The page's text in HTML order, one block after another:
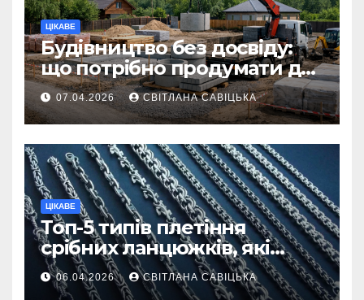
ЦІКАВЕ
Будівництво без досвіду:
що потрібно продумати до
першої доставки на
ділянку
07.04.2026 СВІТЛАНА САВІЦЬКА
ЦІКАВЕ
Топ-5 типів плетіння
срібних ланцюжків, які
вважаються
найнадійнішими
06.04.2026 СВІТЛАНА САВІЦЬКА